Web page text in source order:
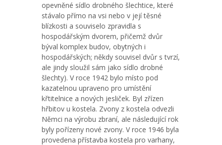
opevněné sídlo drobného šlechtice, které
stávalo přímo na vsi nebo v její těsné
blízkosti a souviselo zpravidla s
hospodářským dvorem, přičemž dvůr
býval komplex budov, obytných i
hospodářských; někdy souvisel dvůr s tvrzí,
ale jindy sloužil sám jako sídlo drobné
šlechty). V roce 1942 bylo místo pod
kazatelnou upraveno pro umístění
křtitelnice a nových jesliček. Byl zřízen
hřbitov u kostela. Zvony z kostela odvezli
Němci na výrobu zbraní, ale následující rok
byly pořízeny nové zvony. V roce 1946 byla
provedena přístavba kostela pro varhany,